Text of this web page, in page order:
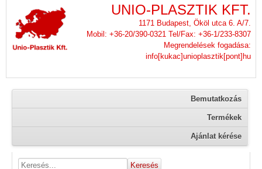
UNIO-PLASZTIK KFT.
1171 Budapest, Ököl utca 6. A/7.
Mobil: +36-20/390-0321 Tel/Fax: +36-1/233-8307
Megrendelések fogadása:
info[kukac]unioplasztik[pont]hu
Bemutatkozás
Termékek
Ajánlat kérése